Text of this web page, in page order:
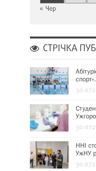
« Чер
СТРІЧКА
ННІ
УжНУ